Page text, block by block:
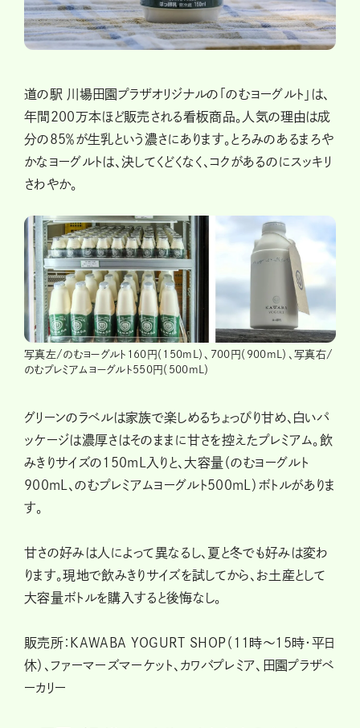
道の駅 川場田園プラザオリジナルの「のむヨーグルト」は、
年間200万本ほど販売される看板商品。人気の理由は成
分の85％が生乳という濃さにあります。とろみのあるまろや
かなヨーグルトは、決してくどくなく、コクがあるのにスッキリ
さわやか。
写真左/のむヨーグルト160円（150mL）、700円（900mL）、写真右/
のむプレミアムヨーグルト550円（500mL）
グリーンのラベルは家族で楽しめるちょっぴり甘め、白いパ
ッケージは濃厚さはそのままに甘さを控えたプレミアム。飲
みきりサイズの150mL入りと、大容量（のむヨーグルト
900mL、のむプレミアムヨーグルト500mL）ボトルがありま
す。
甘さの好みは人によって異なるし、夏と冬でも好みは変わ
ります。現地で飲みきりサイズを試してから、お土産として
大容量ボトルを購入すると後悔なし。
販売所：KAWABA YOGURT SHOP（11時～15時・平日
休）、ファーマーズマーケット、カワバプレミア、田園プラザベ
ーカリー